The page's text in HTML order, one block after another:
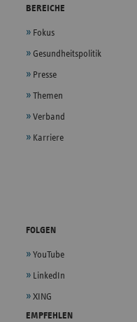
BEREICHE
Fokus
Gesundheitspolitik
Presse
Themen
Verband
Karriere
FOLGEN
YouTube
LinkedIn
XING
EMPFEHLEN